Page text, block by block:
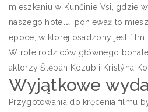
mieszkaniu w Kunčinie Vsi, gdzie
naszego hotelu, ponieważ to
epoce, w której osadzony jest film.
W role rodziców głównego
aktorzy Štěpán Kozub i Kristýna
Wyjątkowe
Przygotowania do kręcenia filmu